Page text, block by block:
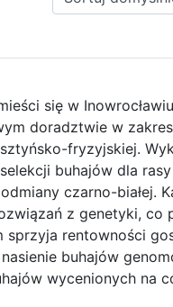
się w
doradztwie w
fryzyjskiej.
buhajów dla rasy
czarno-białej.
z genetyki, co
sprzyja rentowności
buhajów
wycenionych na